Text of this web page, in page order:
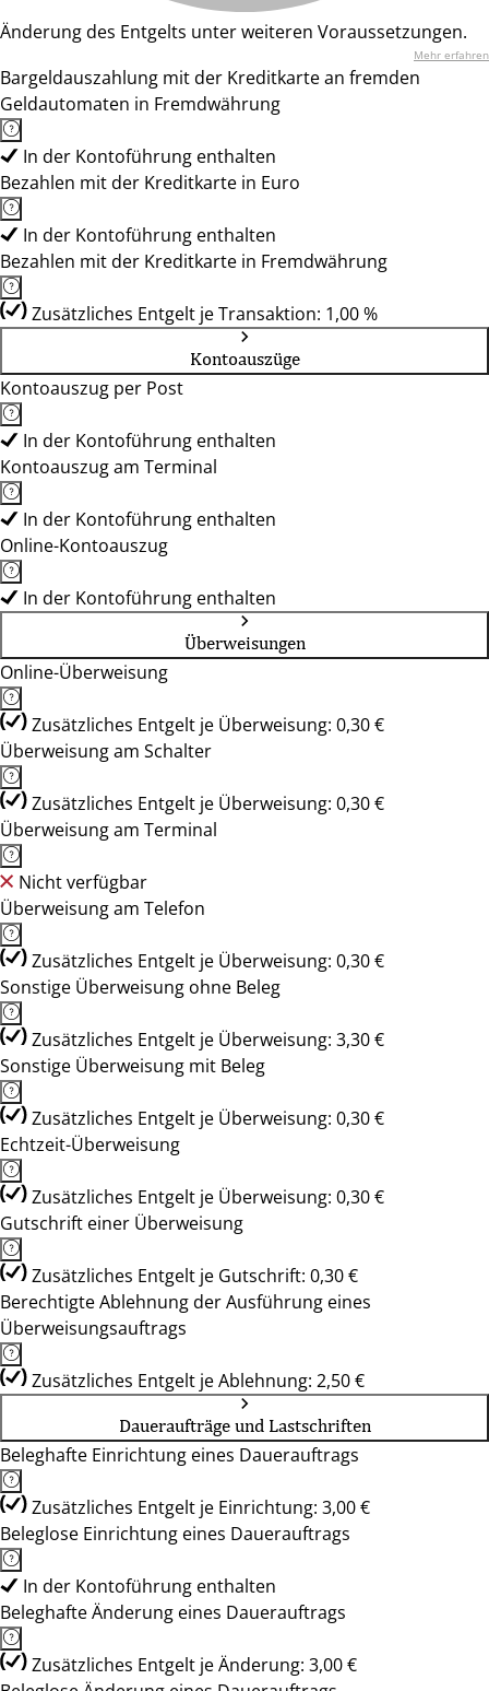
Änderung des Entgelts unter weiteren Voraussetzungen.
Mehr erfahren
Bargeldauszahlung mit der Kreditkarte an fremden
Geldautomaten in Fremdwährung
In der Kontoführung enthalten
Bezahlen mit der Kreditkarte in Euro
In der Kontoführung enthalten
Bezahlen mit der Kreditkarte in Fremdwährung
Zusätzliches Entgelt je Transaktion: 1,00 %
Kontoauszüge
Kontoauszug per Post
In der Kontoführung enthalten
Kontoauszug am Terminal
In der Kontoführung enthalten
Online-Kontoauszug
In der Kontoführung enthalten
Überweisungen
Online-Überweisung
Zusätzliches Entgelt je Überweisung: 0,30 €
Überweisung am Schalter
Zusätzliches Entgelt je Überweisung: 0,30 €
Überweisung am Terminal
Nicht verfügbar
Überweisung am Telefon
Zusätzliches Entgelt je Überweisung: 0,30 €
Sonstige Überweisung ohne Beleg
Zusätzliches Entgelt je Überweisung: 3,30 €
Sonstige Überweisung mit Beleg
Zusätzliches Entgelt je Überweisung: 0,30 €
Echtzeit-Überweisung
Zusätzliches Entgelt je Überweisung: 0,30 €
Gutschrift einer Überweisung
Zusätzliches Entgelt je Gutschrift: 0,30 €
Berechtigte Ablehnung der Ausführung eines
Überweisungsauftrags
Zusätzliches Entgelt je Ablehnung: 2,50 €
Daueraufträge und Lastschriften
Beleghafte Einrichtung eines Dauerauftrags
Zusätzliches Entgelt je Einrichtung: 3,00 €
Beleglose Einrichtung eines Dauerauftrags
In der Kontoführung enthalten
Beleghafte Änderung eines Dauerauftrags
Zusätzliches Entgelt je Änderung: 3,00 €